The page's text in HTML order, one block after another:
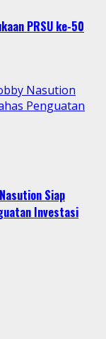
PRSU ke-50
Nasution
Penguatan
Siap
Investasi